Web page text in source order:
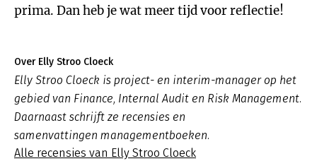
prima. Dan heb je wat meer tijd voor reflectie!
Over Elly Stroo Cloeck
Elly Stroo Cloeck is project- en interim-manager op het
gebied van Finance, Internal Audit en Risk Management.
Daarnaast schrijft ze recensies en
samenvattingen managementboeken.
Alle recensies van Elly Stroo Cloeck